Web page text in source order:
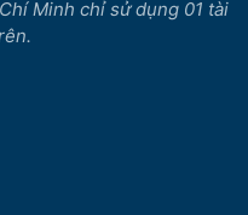
Minh chỉ sử dụng 01 tài